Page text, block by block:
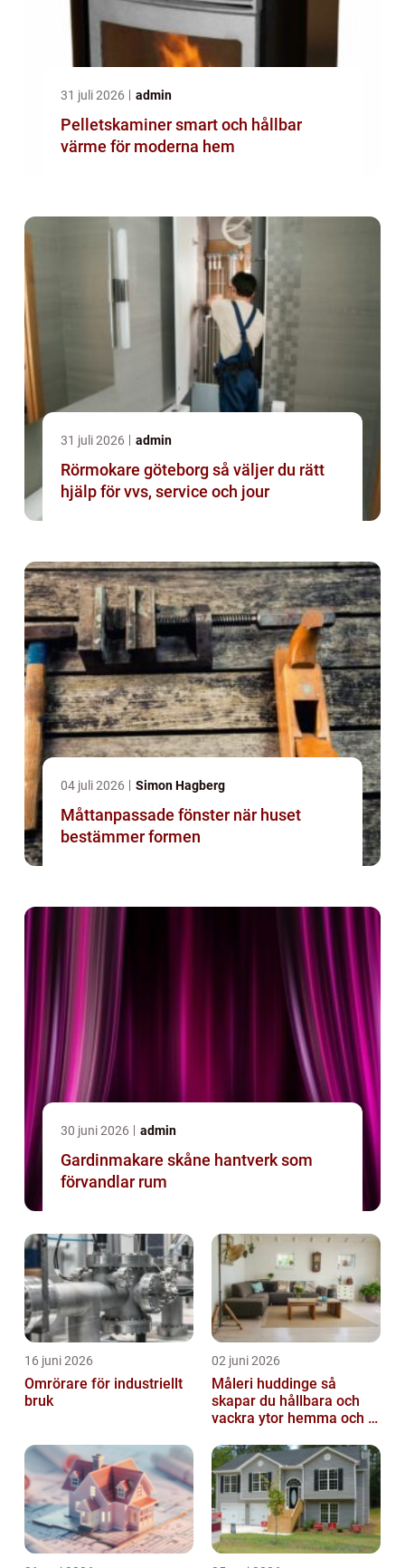
31 juli 2026 admin
Pelletskaminer smart och hållbar
värme för moderna hem
31 juli 2026 admin
Rörmokare göteborg så väljer du rätt
hjälp för vvs, service och jour
04 juli 2026 Simon Hagberg
Måttanpassade fönster när huset
bestämmer formen
30 juni 2026 admin
Gardinmakare skåne hantverk som
förvandlar rum
16 juni 2026
Omrörare för industriellt
bruk
02 juni 2026
Måleri huddinge så
skapar du hållbara och
vackra ytor hemma och i